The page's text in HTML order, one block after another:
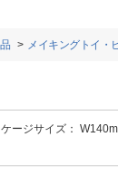
メイキングトイ・
ージサイズ：